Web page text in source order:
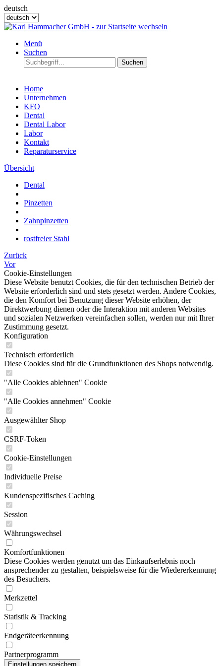
deutsch
Menü
Suchen
Suchen
Home
Unternehmen
KFO
Dental
Dental Labor
Labor
Kontakt
Reparaturservice
Übersicht
Dental
Pinzetten
Zahnpinzetten
rostfreier Stahl
Zurück
Vor
Cookie-Einstellungen
Diese Website benutzt Cookies, die für den technischen Betrieb der
Website erforderlich sind und stets gesetzt werden. Andere Cookies,
die den Komfort bei Benutzung dieser Website erhöhen, der
Direktwerbung dienen oder die Interaktion mit anderen Websites
und sozialen Netzwerken vereinfachen sollen, werden nur mit Ihrer
Zustimmung gesetzt.
Konfiguration
Technisch erforderlich
Diese Cookies sind für die Grundfunktionen des Shops notwendig.
"Alle Cookies ablehnen" Cookie
"Alle Cookies annehmen" Cookie
Ausgewählter Shop
CSRF-Token
Cookie-Einstellungen
Individuelle Preise
Kundenspezifisches Caching
Session
Währungswechsel
Komfortfunktionen
Diese Cookies werden genutzt um das Einkaufserlebnis noch
ansprechender zu gestalten, beispielsweise für die Wiedererkennung
des Besuchers.
Merkzettel
Statistik & Tracking
Endgeräteerkennung
Partnerprogramm